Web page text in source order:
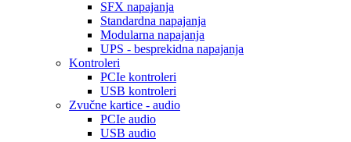
SFX napajanja
Standardna napajanja
Modularna napajanja
UPS - besprekidna napajanja
Kontroleri
PCIe kontroleri
USB kontroleri
Zvučne kartice - audio
PCIe audio
USB audio